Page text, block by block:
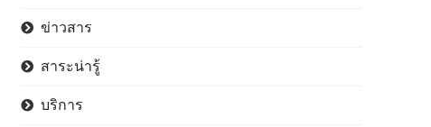
ข่าวสาร
สาระน่ารู้
บริการ